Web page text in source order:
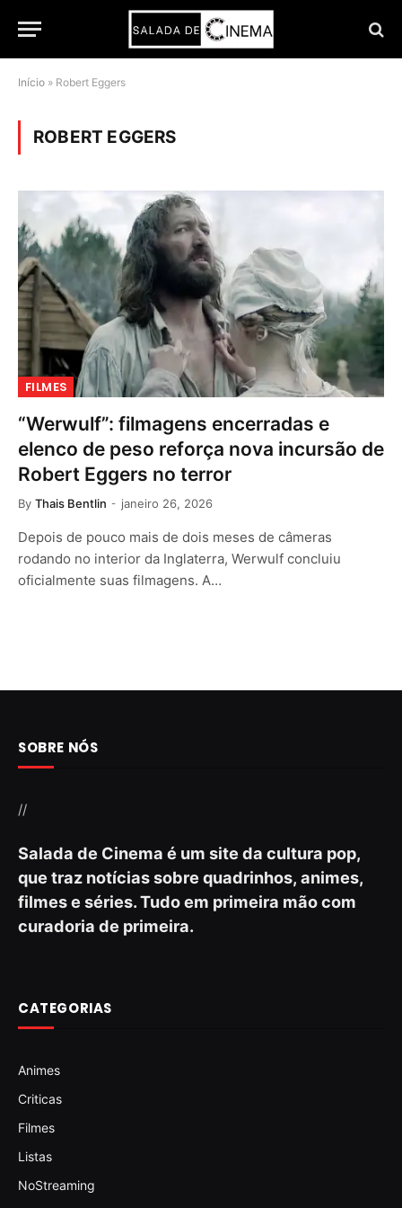
Início » Robert Eggers
ROBERT EGGERS
FILMES
“Werwulf”: filmagens encerradas e
elenco de peso reforça nova incursão de
Robert Eggers no terror
By Thais Bentlin janeiro 26, 2026
Depois de pouco mais de dois meses de câmeras
rodando no interior da Inglaterra, Werwulf concluiu
oficialmente suas filmagens. A…
SOBRE NÓS
//
Salada de Cinema é um site da cultura pop,
que traz notícias sobre quadrinhos, animes,
filmes e séries. Tudo em primeira mão com
curadoria de primeira.
CATEGORIAS
Animes
Criticas
Filmes
Listas
NoStreaming